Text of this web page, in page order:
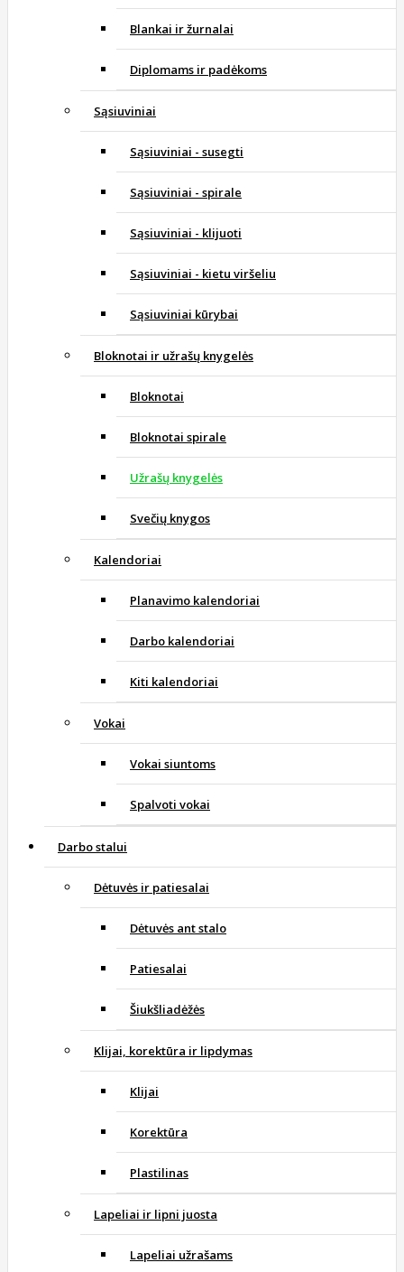
Blankai ir žurnalai
Diplomams ir padėkoms
Sąsiuviniai
Sąsiuviniai - susegti
Sąsiuviniai - spirale
Sąsiuviniai - klijuoti
Sąsiuviniai - kietu viršeliu
Sąsiuviniai kūrybai
Bloknotai ir užrašų knygelės
Bloknotai
Bloknotai spirale
Užrašų knygelės
Svečių knygos
Kalendoriai
Planavimo kalendoriai
Darbo kalendoriai
Kiti kalendoriai
Vokai
Vokai siuntoms
Spalvoti vokai
Darbo stalui
Dėtuvės ir patiesalai
Dėtuvės ant stalo
Patiesalai
Šiukšliadėžės
Klijai, korektūra ir lipdymas
Klijai
Korektūra
Plastilinas
Lapeliai ir lipni juosta
Lapeliai užrašams